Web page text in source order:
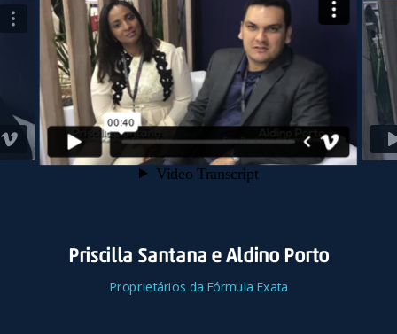
Priscilla Santana e Aldino Porto
Proprietários da Fórmula Exata